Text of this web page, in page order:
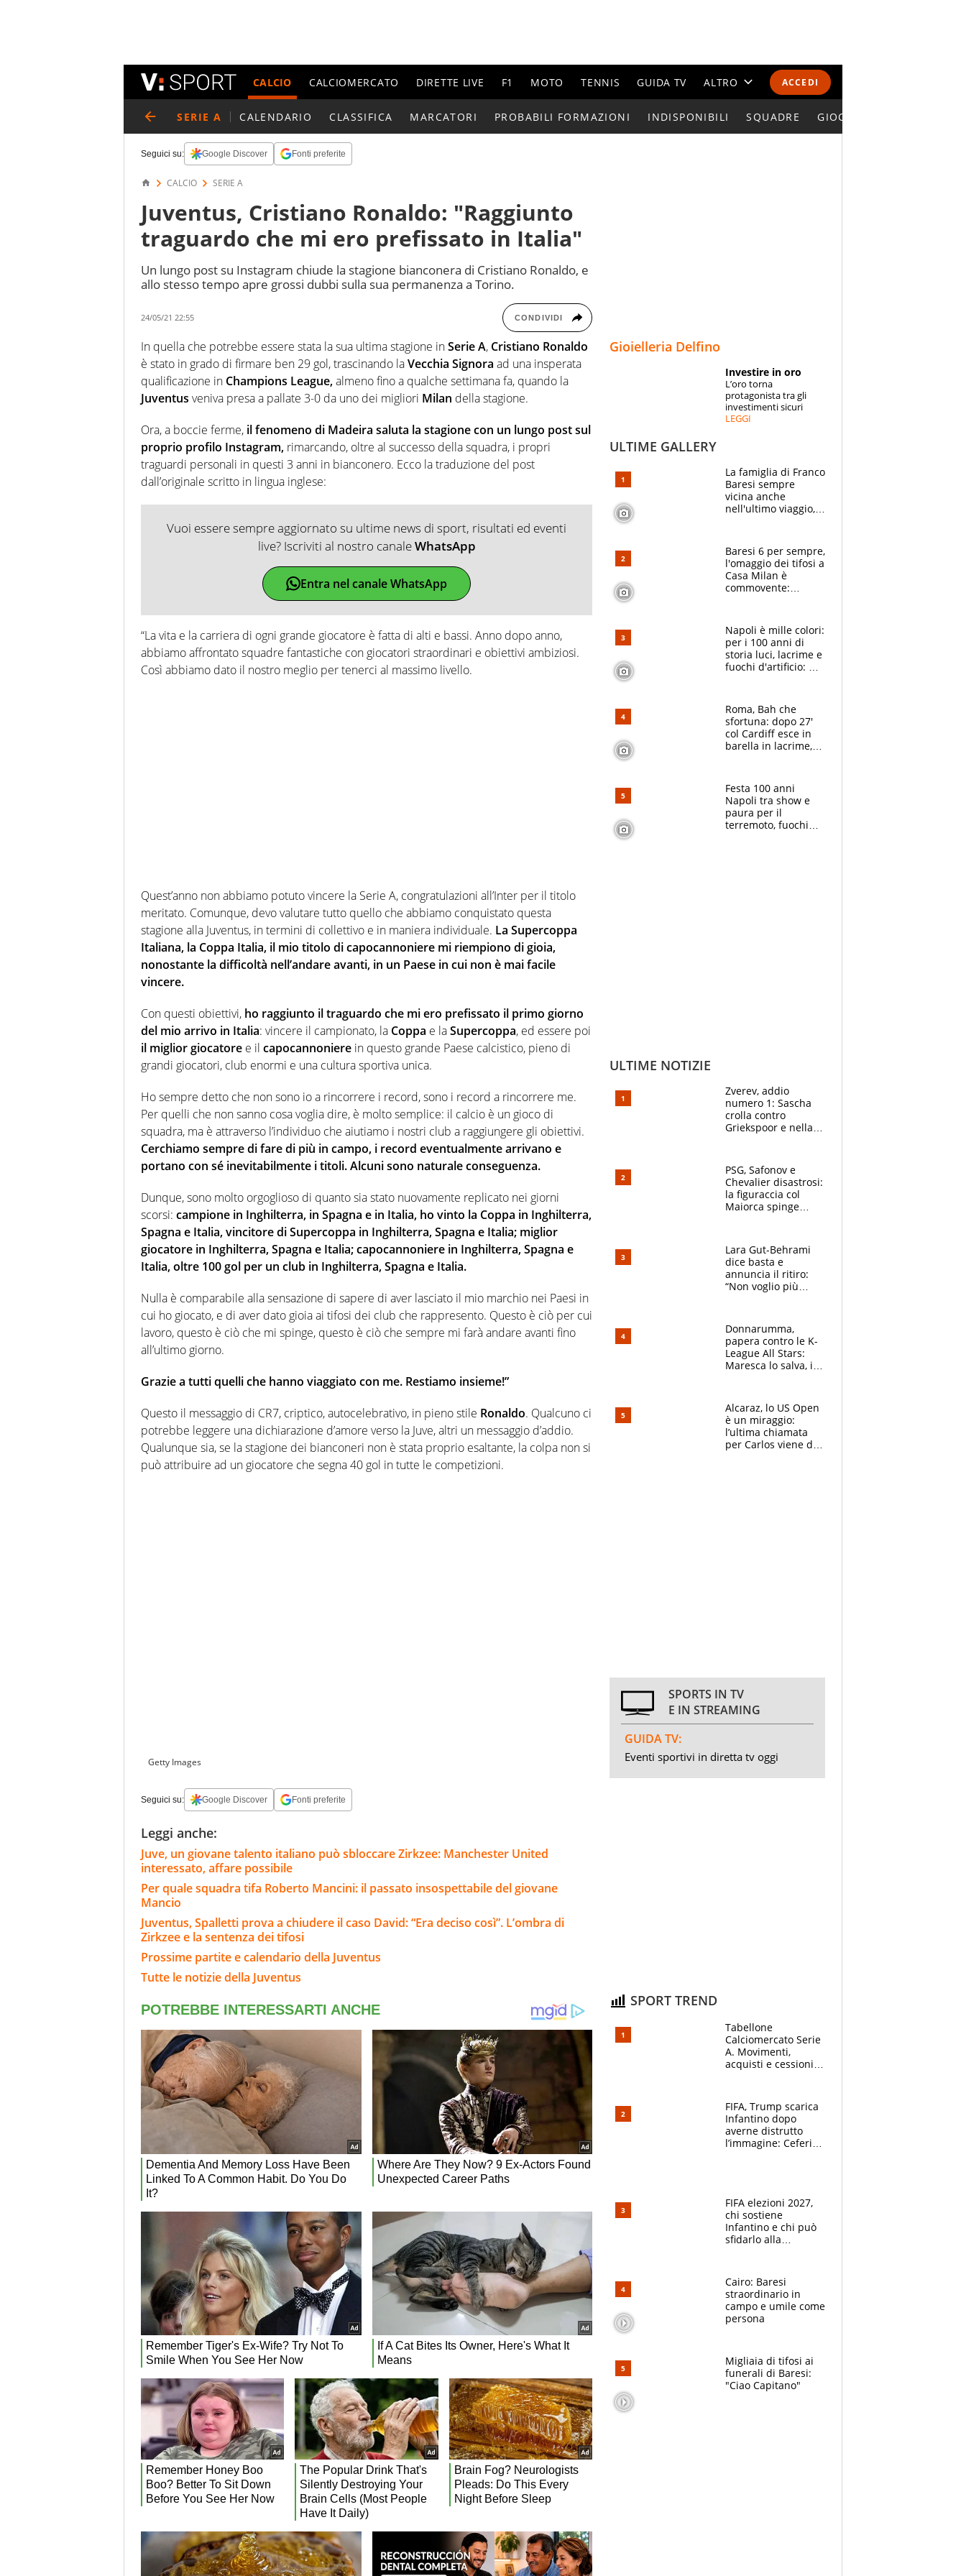
ACCEDI
CALCIO CALCIOMERCATO DIRETTE LIVE F1 MOTO TENNIS GUIDA TV ALTRO
CALENDARI E CLASSIFICHE
ESPERTI
SERIE A CALENDARIO CLASSIFICA MARCATORI PROBABILI FORMAZIONI INDISPONIBILI SQUADRE GIOCATORI SERIE A
Seguici su: Google Discover Fonti preferite
CALCIO SERIE A
Juventus, Cristiano Ronaldo: "Raggiunto
traguardo che mi ero prefissato in Italia"
Un lungo post su Instagram chiude la stagione bianconera di Cristiano Ronaldo, e
allo stesso tempo apre grossi dubbi sulla sua permanenza a Torino.
24/05/21 22:55 CONDIVIDI
In quella che potrebbe essere stata la sua ultima stagione inSerie A, Cristiano Ronaldo
è stato in grado di firmare ben 29 gol, trascinando laVecchia Signora ad una insperata
qualificazione in Champions League,almeno fino a qualche settimana fa, quando la
Juventus veniva presa a pallate 3-0 da uno dei migliori Milan della stagione.
Ora, a boccie ferme, il fenomeno di Madeira saluta la stagione con un lungo post sul
proprio profilo Instagram, rimarcando, oltre al successo della squadra, i propri
traguardi personali in questi 3 anni in bianconero. Ecco la traduzione del post
dall’originale scritto in lingua inglese:
Vuoi essere sempre aggiornato su ultime news di sport, risultati ed eventi
live? Iscriviti al nostro canaleWhatsApp
Entra nel canale WhatsApp
“La vita e la carriera di ogni grande giocatore è fatta di alti e bassi. Anno dopo anno,
abbiamo affrontato squadre fantastiche con giocatori straordinari e obiettivi ambiziosi.
Così abbiamo dato il nostro meglio per tenerci al massimo livello.
Quest’anno non abbiamo potuto vincere la Serie A, congratulazioni all’Inter per il titolo
meritato. Comunque, devo valutare tutto quello che abbiamo conquistato questa
stagione alla Juventus, in termini di collettivo e in maniera individuale. La Supercoppa
Italiana, la Coppa Italia, il mio titolo di capocannoniere mi riempiono di gioia,
nonostante la difficoltà nell’andare avanti, in un Paese in cui non è mai facile
vincere.
Con questi obiettivi, ho raggiunto il traguardo che mi ero prefissato il primo giorno
del mio arrivo in Italia: vincere il campionato, la Coppa e laSupercoppa, ed essere poi
il miglior giocatore e il capocannoniere in questo grande Paese calcistico, pieno di
grandi giocatori, club enormi e una cultura sportiva unica.
Ho sempre detto che non sono io a rincorrere i record, sono i record a rincorrere me.
Per quelli che non sanno cosa voglia dire, è molto semplice: il calcio è un gioco di
squadra, ma è attraverso l’individuo che aiutiamo i nostri club a raggiungere gli obiettivi.
Cerchiamo sempre di fare di più in campo, i record eventualmente arrivano e
portano con sé inevitabilmente i titoli. Alcuni sono naturale conseguenza.
Dunque, sono molto orgoglioso di quanto sia stato nuovamente replicato nei giorni
scorsi: campione in Inghilterra, in Spagna e in Italia, ho vinto la Coppa in Inghilterra,
Spagna e Italia, vincitore di Supercoppa in Inghilterra, Spagna e Italia; miglior
giocatore in Inghilterra, Spagna e Italia; capocannoniere in Inghilterra, Spagna e
Italia, oltre 100 gol per un club in Inghilterra, Spagna e Italia.
Nulla è comparabile alla sensazione di sapere di aver lasciato il mio marchio nei Paesi in
cui ho giocato, e di aver dato gioia ai tifosi dei club che rappresento. Questo è ciò per cui
lavoro, questo è ciò che mi spinge, questo è ciò che sempre mi farà andare avanti fino
all’ultimo giorno.
Grazie a tutti quelli che hanno viaggiato con me. Restiamo insieme!”
Questo il messaggio di CR7, criptico, autocelebrativo, in pieno stile Ronaldo. Qualcuno ci
potrebbe leggere una dichiarazione d’amore verso la Juve, altri un messaggio d’addio.
Qualunque sia, se la stagione dei bianconeri non è stata proprio esaltante, la colpa non si
può attribuire ad un giocatore che segna 40 gol in tutte le competizioni.
Getty Images
Seguici su: Google Discover Fonti preferite
Leggi anche:
Juve, un giovane talento italiano può sbloccare Zirkzee: Manchester United
interessato, affare possibile
Per quale squadra tifa Roberto Mancini: il passato insospettabile del giovane
Mancio
Juventus, Spalletti prova a chiudere il caso David: “Era deciso così”. L’ombra di
Zirkzee e la sentenza dei tifosi
Prossime partite e calendario della Juventus
Tutte le notizie della Juventus
Gioielleria Delfino
Investire in oro
L’oro torna
protagonista tra gli
investimenti sicuri
LEGGI
ULTIME GALLERY
La famiglia di Franco
Baresi sempre
vicina anche
nell'ultimo viaggio,
circondati
dall'affetto dei tifosi
Baresi 6 per sempre,
l'omaggio dei tifosi a
Casa Milan è
commovente:
bigliettini
Napoli è mille colori:
per i 100 anni di
storia luci, lacrime e
fuochi d'artificio: De
Roma, Bah che
sfortuna: dopo 27'
col Cardiff esce in
barella in lacrime,
prendono 3 gol in
45'
Festa 100 anni
Napoli tra show e
paura per il
terremoto, fuochi
ULTIME NOTIZIE
Zverev, addio
numero 1: Sascha
crolla contro
Griekspoor e nella
terzo. Quanti malori
a Montreal
PSG, Safonov e
Chevalier disastrosi:
la figuraccia col
Maiorca spinge
rischio beffa
Lara Gut-Behrami
dice basta e
annuncia il ritiro:
“Non voglio più
Brignone
Donnarumma,
papera contro le K-
League All Stars:
Maresca lo salva, i
Alcaraz, lo US Open
è un miraggio:
l’ultima chiamata
per Carlos viene da
SPORTS IN TV
E IN STREAMING
GUIDA TV:
Eventi sportivi in diretta tv oggi
SPORT TREND
Tabellone
Calciomercato Serie
A. Movimenti,
acquisti e cessioni:
FIFA, Trump scarica
Infantino dopo
averne distrutto
l’immagine: Ceferin
FIFA elezioni 2027,
chi sostiene
Infantino e chi può
sfidarlo alla
calcio
Cairo: Baresi
straordinario in
campo e umile come
persona
Migliaia di tifosi ai
funerali di Baresi:
"Ciao Capitano"